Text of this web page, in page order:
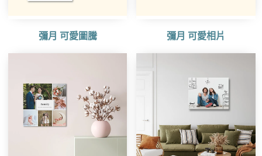
彌月 可愛圖騰 彌月 可愛相片